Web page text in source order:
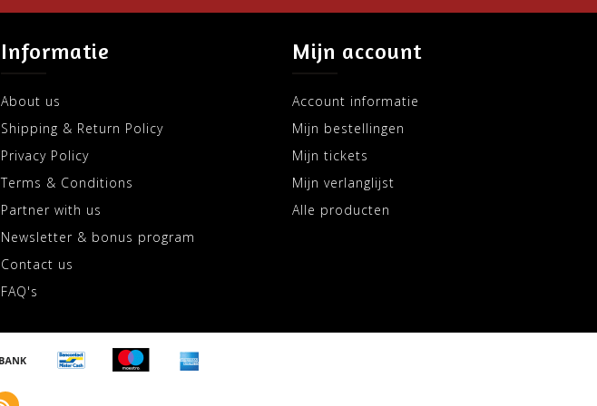
Informatie
About us
Shipping & Return Policy
Privacy Policy
Terms & Conditions
Partner with us
Newsletter & bonus program
Contact us
FAQ's
Mijn account
Account informatie
Mijn bestellingen
Mijn tickets
Mijn verlanglijst
Alle producten